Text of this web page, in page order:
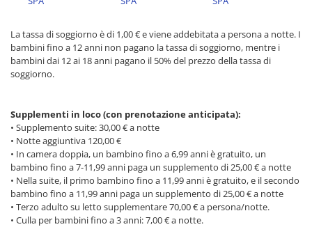
La tassa di soggiorno è di 1,00 € e viene addebitata a persona a notte. I
bambini fino a 12 anni non pagano la tassa di soggiorno, mentre i
bambini dai 12 ai 18 anni pagano il 50% del prezzo della tassa di
soggiorno.
Supplementi in loco (con prenotazione anticipata):
• Supplemento suite: 30,00 € a notte
• Notte aggiuntiva 120,00 €
• In camera doppia, un bambino fino a 6,99 anni è gratuito, un
bambino fino a 7-11,99 anni paga un supplemento di 25,00 € a notte
• Nella suite, il primo bambino fino a 11,99 anni è gratuito, e il secondo
bambino fino a 11,99 anni paga un supplemento di 25,00 € a notte
• Terzo adulto su letto supplementare 70,00 € a persona/notte.
• Culla per bambini fino a 3 anni: 7,00 € a notte.